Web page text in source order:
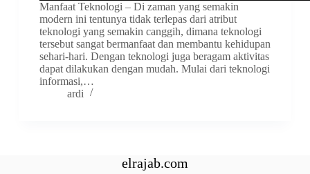
Manfaat Teknologi – Di zaman yang semakin
modern ini tentunya tidak terlepas dari atribut
teknologi yang semakin canggih, dimana teknologi
tersebut sangat bermanfaat dan membantu kehidupan
sehari-hari. Dengan teknologi juga beragam aktivitas
dapat dilakukan dengan mudah. Mulai dari teknologi
informasi,…
ardi
elrajab.com